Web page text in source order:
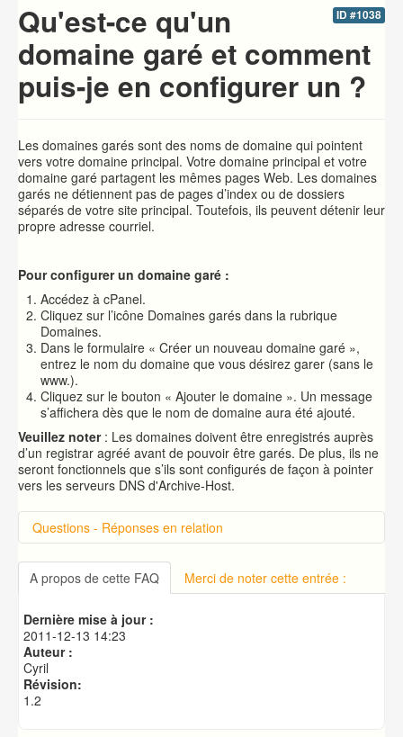
ID #1038
Qu'est-ce qu'un
domaine garé et comment
puis-je en configurer un ?
Les domaines garés sont des noms de domaine qui pointent
vers votre domaine principal. Votre domaine principal et votre
domaine garé partagent les mêmes pages Web. Les domaines
garés ne détiennent pas de pages d’index ou de dossiers
séparés de votre site principal. Toutefois, ils peuvent détenir leur
propre adresse courriel.
Pour configurer un domaine garé :
Accédez à cPanel.
Cliquez sur l’icône Domaines garés dans la rubrique
Domaines.
Dans le formulaire « Créer un nouveau domaine garé »,
entrez le nom du domaine que vous désirez garer (sans le
www.).
Cliquez sur le bouton « Ajouter le domaine ». Un message
s’affichera dès que le nom de domaine aura été ajouté.
Veuillez noter: Les domaines doivent être enregistrés auprès
d’un registrar agréé avant de pouvoir être garés. De plus, ils ne
seront fonctionnels que s’ils sont configurés de façon à pointer
vers les serveurs DNS d'Archive-Host.
Questions - Réponses en relation
Introduction sur cPanel
Connexion à cPanel
Changer le mot de passe d'accès à cPanel
Créer une base de données MySQL
A propos de cette FAQ Merci de noter cette entrée :
Dernière mise à jour :
2011-12-13 14:23
Auteur :
Cyril
Révision:
1.2